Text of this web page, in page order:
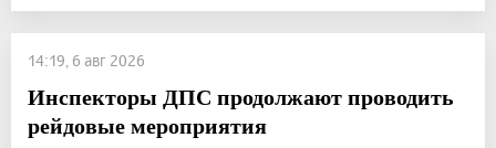
14:19, 6 авг 2026
Инспекторы ДПС продолжают проводить
рейдовые мероприятия